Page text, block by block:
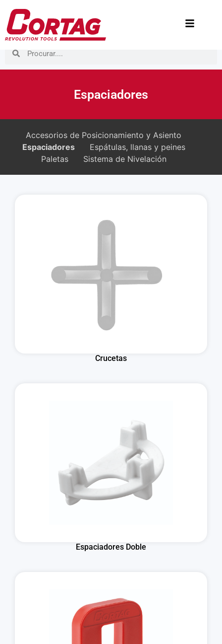
Espaciadores
Accesorios de Posicionamiento y Asiento
Espaciadores
Espátulas, llanas y peines
Paletas
Sistema de Nivelación
Crucetas
Espaciadores Doble